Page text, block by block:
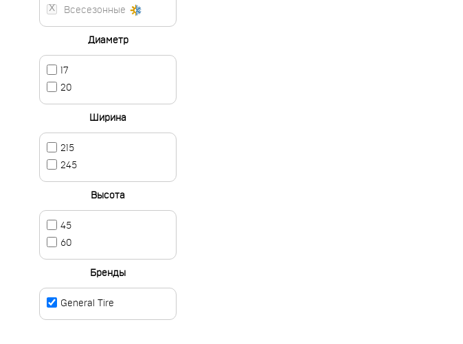
Всесезонные
Диаметр
17
20
Ширина
215
245
Высота
45
60
Бренды
General Tire